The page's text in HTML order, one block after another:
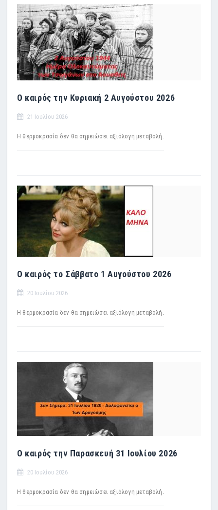
Ο καιρός την Κυριακή 2 Αυγούστου 2026
21 Ιουλίου 2026
Η θερμοκρασία δεν θα σημειώσει αξιόλογη μεταβολή.
Ο καιρός το Σάββατο 1 Αυγούστου 2026
20 Ιουλίου 2026
Η θερμοκρασία δεν θα σημειώσει αξιόλογη μεταβολή.
Ο καιρός την Παρασκευή 31 Ιουλίου 2026
20 Ιουλίου 2026
Η θερμοκρασία δεν θα σημειώσει αξιόλογη μεταβολή.